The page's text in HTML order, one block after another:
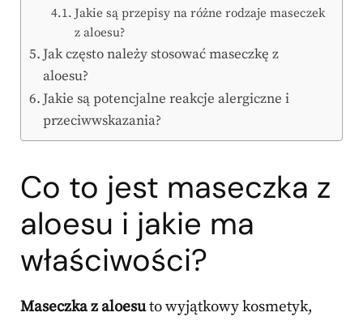
Jakie są przepisy na różne rodzaje maseczek
z aloesu?
Jak często należy stosować maseczkę z
aloesu?
Jakie są potencjalne reakcje alergiczne i
przeciwwskazania?
Co to jest maseczka z
aloesu i jakie ma
właściwości?
Maseczka z aloesuto wyjątkowy kosmetyk,